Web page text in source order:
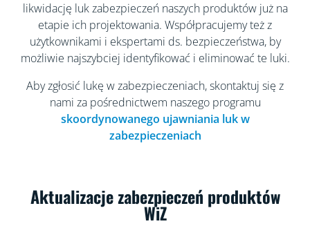
likwidację luk zabezpieczeń naszych produktów już na
etapie ich projektowania. Współpracujemy też z
użytkownikami i ekspertami ds. bezpieczeństwa, by
możliwie najszybciej identyfikować i eliminować te luki.
Aby zgłosić lukę w zabezpieczeniach, skontaktuj się z
nami za pośrednictwem naszego programu
skoordynowanego ujawniania luk w
zabezpieczeniach
Aktualizacje zabezpieczeń produktów
WiZ